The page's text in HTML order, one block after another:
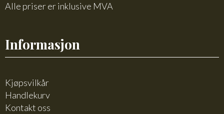
Alle priser er inklusive MVA
Informasjon
Kjøpsvilkår
Handlekurv
Kontakt oss